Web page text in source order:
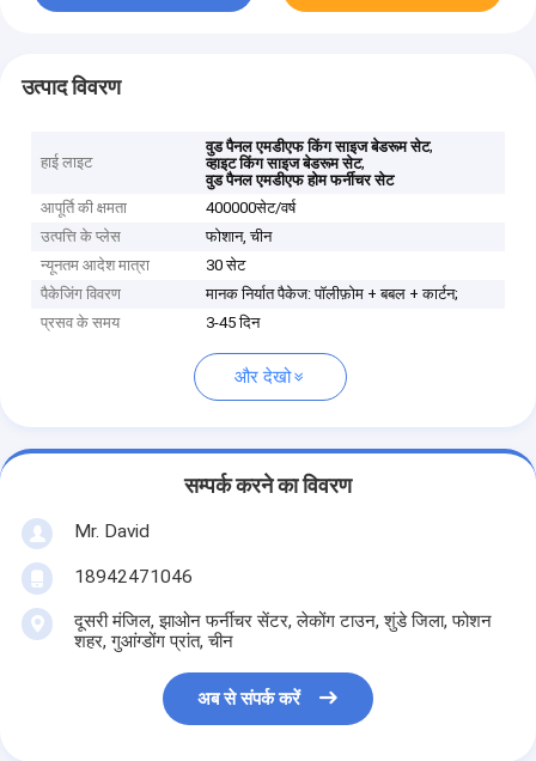
उत्पाद विवरण
हाई लाइट
वुड पैनल एमडीएफ किंग साइज बेडरूम सेट,
व्हाइट किंग साइज बेडरूम सेट,
वुड पैनल एमडीएफ होम फर्नीचर सेट
आपूर्ति की क्षमता
400000सेट/वर्ष
उत्पत्ति के प्लेस
फोशान, चीन
न्यूनतम आदेश मात्रा
30 सेट
पैकेजिंग विवरण
मानक निर्यात पैकेज: पॉलीफ़ोम + बबल + कार्टन;
प्रसव के समय
3-45 दिन
और देखो
सम्पर्क करने का विवरण
Mr. David
18942471046
दूसरी मंजिल, झाओन फर्नीचर सेंटर, लेकोंग टाउन, शुंडे जिला, फोशन
शहर, गुआंग्डोंग प्रांत, चीन
अब से संपर्क करें